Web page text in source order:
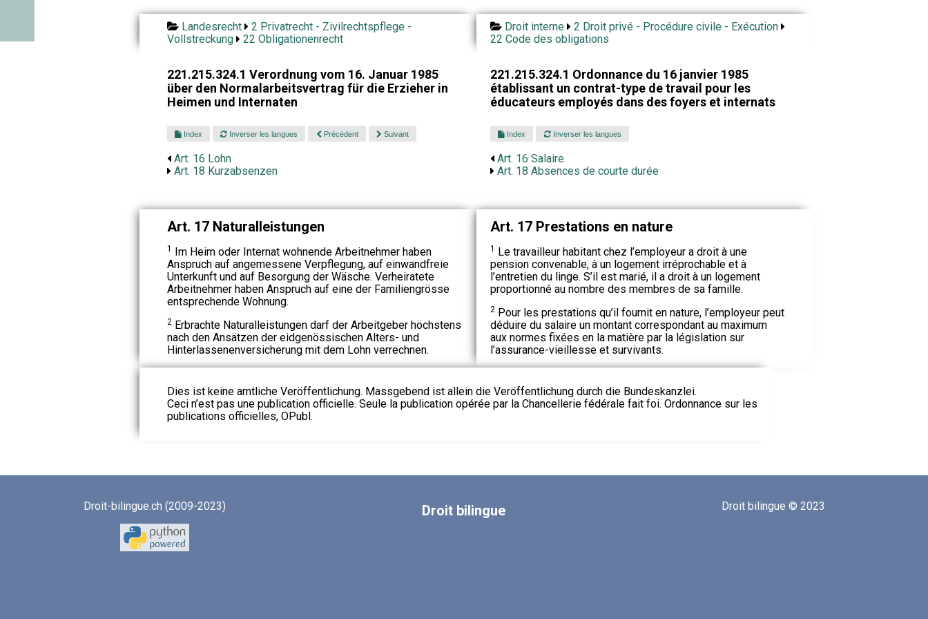
Landesrecht
2 Privatrecht - Zivilrechtspflege -
Vollstreckung
22 Obligationenrecht
Droit interne
2 Droit privé - Procédure civile - Exécution
22 Code des obligations
221.215.324.1 Verordnung vom 16. Januar 1985
über den Normalarbeitsvertrag für die Erzieher in
Heimen und Internaten
221.215.324.1 Ordonnance du 16 janvier 1985
établissant un contrat-type de travail pour les
éducateurs employés dans des foyers et internats
Index Inverser les langues Précédent Suivant
Art. 16 Lohn
Art. 18 Kurzabsenzen
Index Inverser les langues
Art. 16 Salaire
Art. 18 Absences de courte durée
Art. 17 Naturalleistungen
1 Im Heim oder Internat wohnende Arbeitnehmer haben
Anspruch auf angemessene Verpflegung, auf einwandfreie
Unterkunft und auf Besorgung der Wäsche. Verheiratete
Arbeitnehmer haben Anspruch auf eine der Familiengrösse
entsprechende Wohnung.
2Erbrachte Naturalleistungen darf der Arbeitgeber höchstens
nach den Ansätzen der eidgenössischen Alters- und
Hinterlassenenversicherung mit dem Lohn verrechnen.
Art. 17 Prestations en nature
1 Le travailleur habitant chez l’employeur a droit à une
pension convenable, à un logement irréprochable et à
l’entretien du linge. S’il est marié, il a droit à un logement
proportionné au nombre des membres de sa famille.
2Pour les prestations qu’il fournit en nature, l’employeur peut
déduire du salaire un montant correspondant au maximum
aux normes fixées en la matière par la législation sur
l’assurance-vieillesse et survivants.
Dies ist keine amtliche Veröffentlichung. Massgebend ist allein die Veröffentlichung durch die Bundeskanzlei.
Ceci n’est pas une publication officielle. Seule la publication opérée par la Chancellerie fédérale fait foi. Ordonnance sur les
publications officielles, OPubl.
Droit-bilingue.ch (2009-2023) Droit bilingue Droit bilingue © 2023